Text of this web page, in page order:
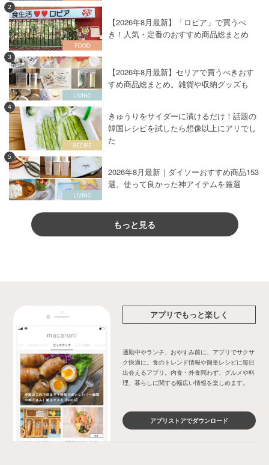
2
【2026年8月最新】「ロピア」で買うべ
き！人気・定番のおすすめ商品総まとめ
3
【2026年8月最新】セリアで買うべきおす
すめ商品総まとめ。雑貨や収納グッズも
4
きゅうりをサイダーに漬けるだけ！話題の
韓国レシピを試したら想像以上にアリでし
た
5
2026年8月最新｜ダイソーおすすめ商品153
選。使って良かった神アイテムを厳選
もっと見る
アプリでもっと楽しく
通勤中やランチ、おやすみ前に、アプリでサクサ
ク快適に。食のトレンド情報や簡単レシピに毎日
出会えるアプリ。内食・外食問わず、グルメや料
理、暮らしに関する幅広い情報を楽しめます。
アプリストアでダウンロード